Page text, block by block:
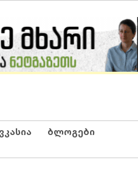
ბლოგები